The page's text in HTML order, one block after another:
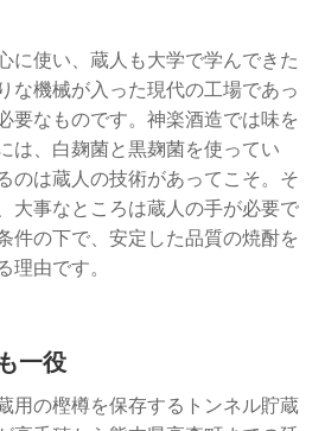
に使い、蔵人も大学で学んできた
な機械が入った現代の工場であっ
要なものです。神楽酒造では味を
は、白麹菌と黒麹菌を使ってい
のは蔵人の技術があってこそ。そ
大事なところは蔵人の手が必要で
件の下で、安定した品質の焼酎を
理由です。
一役
用の樫樽を保存するトンネル貯蔵